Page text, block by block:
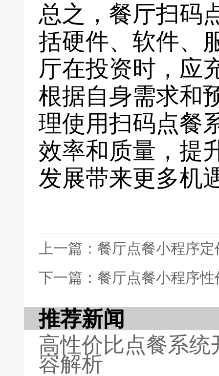
总之，餐厅扫码
括硬件、软件、
厅在投资时，应
根据自身需求和
理使用扫码点餐
效率和质量，提
发展带来更多机
上一篇：餐厅点餐小程序
下一篇：餐厅点餐小程序性
推荐新闻
高性价比点餐系
容解析